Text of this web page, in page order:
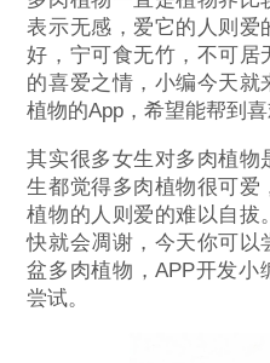
表示无感，爱它的人则爱
好，宁可食无竹，不可居
的喜爱之情，小编今天就
植物的App，希望能帮到
其实很多女生对多肉植物
生都觉得多肉植物很可爱
植物的人则爱的难以自拔
快就会凋谢，今天你可以
盆多肉植物，APP开发小
尝试。